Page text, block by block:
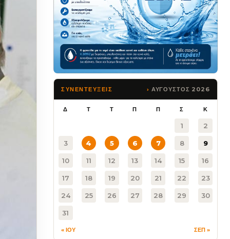
ΣΥΝΕΝΤΕΥΞΕΙΣ ΑΥΓΟΥΣΤΟΣ 2026
Δ Τ Τ Π Π Σ Κ
1 2
3 4 5 6 7 8 9
10 11 12 13 14 15 16
17 18 19 20 21 22 23
24 25 26 27 28 29 30
31
« ΙΟΥ ΣΕΠ »